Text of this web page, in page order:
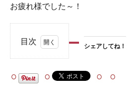
お疲れ様でした～！
目次
アし
シェアしてね！